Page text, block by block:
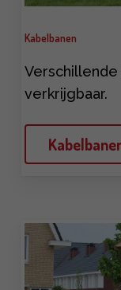
Kabelbanen
verkrijgbaar.
Learn
more